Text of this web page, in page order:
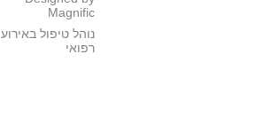
Magnific
נוהל טיפול באירוע
רפואי